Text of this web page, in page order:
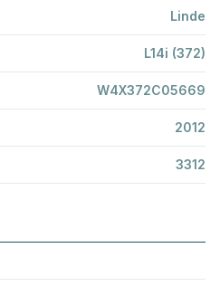
Linde
L14i (372)
W4X372C05669
2012
3312